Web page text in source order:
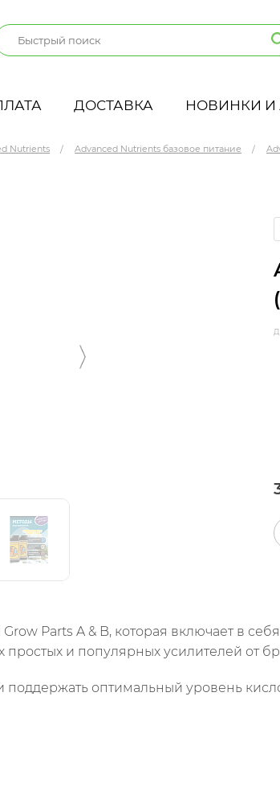
ДОСТАВКА НОВИНКИ И
Nutrients Advanced Nutrients базовое питание
Parts A & B, которая включает в
простых и популярных усилителей от
оптимальный уровень